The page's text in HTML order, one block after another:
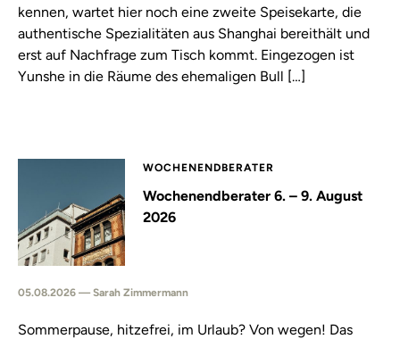
kennen, wartet hier noch eine zweite Speisekarte, die
authentische Spezialitäten aus Shanghai bereithält und
erst auf Nachfrage zum Tisch kommt. Eingezogen ist
Yunshe in die Räume des ehemaligen Bull […]
WOCHENENDBERATER
Wochenendberater 6. – 9. August
2026
05.08.2026 — Sarah Zimmermann
Sommerpause, hitzefrei, im Urlaub? Von wegen! Das